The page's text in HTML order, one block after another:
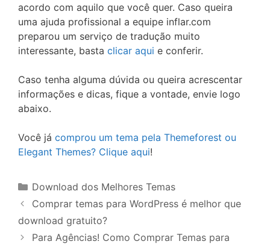
acordo com aquilo que você quer. Caso queira
uma ajuda profissional a equipe inflar.com
preparou um serviço de tradução muito
interessante, basta clicar aqui e conferir.
Caso tenha alguma dúvida ou queira acrescentar
informações e dicas, fique a vontade, envie logo
abaixo.
Você já comprou um tema pela Themeforest ou
Elegant Themes? Clique aqui!
Categorias
Download dos Melhores Temas
Comprar temas para WordPress é melhor que
download gratuito?
Para Agências! Como Comprar Temas para